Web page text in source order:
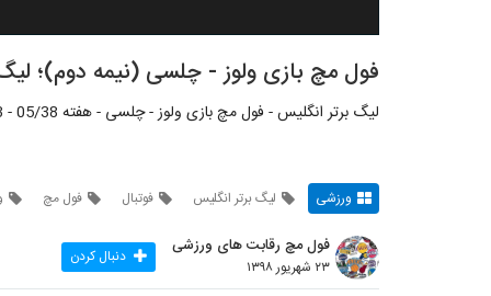
فول مچ بازی ولوز - چلسی (نیمه دوم)؛
لیگ برتر انگلیس - فول مچ بازی ولوز - چلسی - هفته 05/38 - 23 شهریور 1398 - شبکه: astro supersport
ورزشی لیگ برتر انگلیس فوتبال فول مچ
فول مچ رقابت های ورزشی
۲۳ شهریور ۱۳۹۸ دنبال کردن